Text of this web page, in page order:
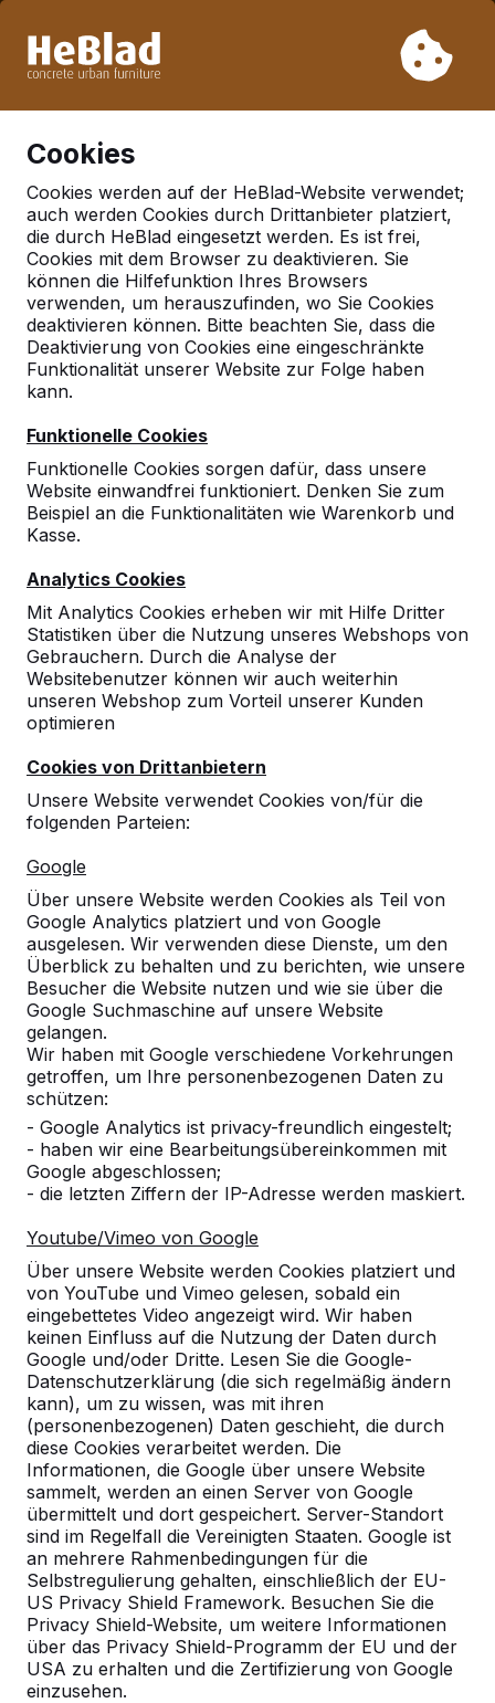
Woche 33 nicht. Bitte berücksichtigen Sie daher längere
Cookies
Cookies werden auf der HeBlad-Website verwendet;
auch werden Cookies durch Drittanbieter platziert,
die durch HeBlad eingesetzt werden. Es ist frei,
Cookies mit dem Browser zu deaktivieren. Sie
können die Hilfefunktion Ihres Browsers
verwenden, um herauszufinden, wo Sie Cookies
deaktivieren können. Bitte beachten Sie, dass die
Deaktivierung von Cookies eine eingeschränkte
Funktionalität unserer Website zur Folge haben
kann.
Funktionelle Cookies
Funktionelle Cookies sorgen dafür, dass unsere
Website einwandfrei funktioniert. Denken Sie zum
Beispiel an die Funktionalitäten wie Warenkorb und
Kasse.
Analytics Cookies
Mit Analytics Cookies erheben wir mit Hilfe Dritter
Statistiken über die Nutzung unseres Webshops von
Gebrauchern. Durch die Analyse der
Websitebenutzer können wir auch weiterhin
unseren Webshop zum Vorteil unserer Kunden
optimieren
Cookies von Drittanbietern
Unsere Website verwendet Cookies von/für die
folgenden Parteien:
Google
Über unsere Website werden Cookies als Teil von
Google Analytics platziert und von Google
ausgelesen. Wir verwenden diese Dienste, um den
Überblick zu behalten und zu berichten, wie unsere
Besucher die Website nutzen und wie sie über die
Google Suchmaschine auf unsere Website
gelangen.
Wir haben mit Google verschiedene Vorkehrungen
getroffen, um Ihre personenbezogenen Daten zu
schützen:
- Google Analytics ist privacy-freundlich eingestelt;
- haben wir eine Bearbeitungsübereinkommen mit
Google abgeschlossen;
- die letzten Ziffern der IP-Adresse werden maskiert.
Youtube/Vimeo von Google
Über unsere Website werden Cookies platziert und
von YouTube und Vimeo gelesen, sobald ein
eingebettetes Video angezeigt wird. Wir haben
keinen Einfluss auf die Nutzung der Daten durch
Google und/oder Dritte. Lesen Sie die Google-
Datenschutzerklärung (die sich regelmäßig ändern
kann), um zu wissen, was mit ihren
(personenbezogenen) Daten geschieht, die durch
diese Cookies verarbeitet werden. Die
Informationen, die Google über unsere Website
sammelt, werden an einen Server von Google
übermittelt und dort gespeichert. Server-Standort
sind im Regelfall die Vereinigten Staaten. Google ist
an mehrere Rahmenbedingungen für die
Selbstregulierung gehalten, einschließlich der EU-
US Privacy Shield Framework. Besuchen Sie die
Privacy Shield-Website, um weitere Informationen
über das Privacy Shield-Programm der EU und der
USA zu erhalten und die Zertifizierung von Google
einzusehen.
Deutschland
Referenties in:Darmstadt
10
Erwartungen sogar noch übertrifft; ein
Schmuckstück auf unserem Schulhof.
Petra Wirth
04-09-2017
10
"didacta"
Gute Rückmeldungen von Schulen, die
bereits Ihre Produkte haben
In den ersten Tagen bereits hohe Akzeptanz
Ihrer Produkte durch die Schüler
Dr. Manfred Göbel, Schulleiter
Referenzen
Unsere Produkte finden Sie in ganz Europa
und darüber hinaus. Sehen Sie hier, wo Sie
ein HeBlad-Produkt in Ihrer Nähe finden.
Produkt
Alles anzeigen
Kategorie
Alles anzeigen